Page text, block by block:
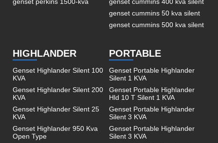
genset cummins 50 kva silent
genset cummins 500 kva silent
HIGHLANDER
Genset Highlander Silent 100
KVA
Genset Highlander Silent 200
KVA
Genset Highlander Silent 25
KVA
Genset Highlander 950 Kva
Open Type
PORTABLE
Genset Portable Highlander
Silent 1 KVA
Genset Portable Highlander
Hld 10 T Silent 1 KVA
Genset Portable Highlander
Silent 3 KVA
Genset Portable Highlander
Silent 3 KVA